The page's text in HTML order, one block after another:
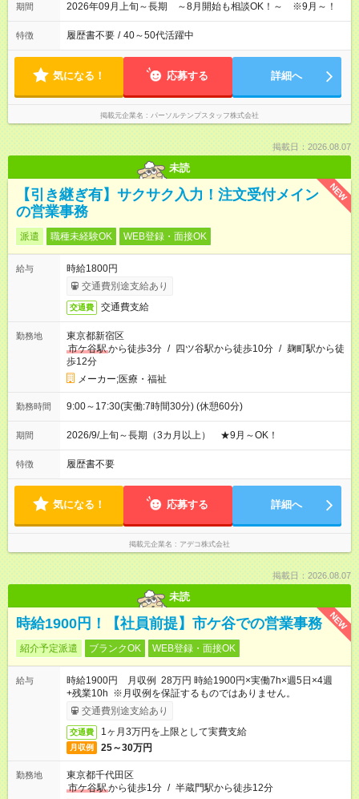
期間 2026年09月上旬～長期 ～8月開始も相談OK！～ ※9月～！
特徴 履歴書不要 / 40～50代活躍中
気になる！ 応募する 詳細へ
掲載元企業名 パーソルテンプスタッフ株式会社
掲載日：2026.08.07
未読
NEW
【引き継ぎ有】サクサク入力！注文受付メイン
の営業事務
派遣 職種未経験OK WEB登録・面接OK
給与
時給1800円
交通費別途支給あり
交通費 交通費支給
勤務地
東京都新宿区
市ケ谷駅から徒歩3分 / 四ツ谷駅から徒歩10分 / 麹町駅から徒
歩12分
メーカー;医療・福祉
勤務時間 9:00～17:30(実働:7時間30分) (休憩60分)
期間 2026/9/上旬～長期（3カ月以上） ★9月～OK！
特徴 履歴書不要
気になる！ 応募する 詳細へ
掲載元企業名 アデコ株式会社
掲載日：2026.08.07
未読
NEW
時給1900円！【社員前提】市ケ谷での営業事務
紹介予定派遣 ブランクOK WEB登録・面接OK
給与
時給1900円 月収例 28万円 時給1900円×実働7h×週5日×4週
+残業10h ※月収例を保証するものではありません。
交通費別途支給あり
交通費 1ヶ月3万円を上限として実費支給
月収例 25～30万円
勤務地
東京都千代田区
市ケ谷駅から徒歩1分 / 半蔵門駅から徒歩12分